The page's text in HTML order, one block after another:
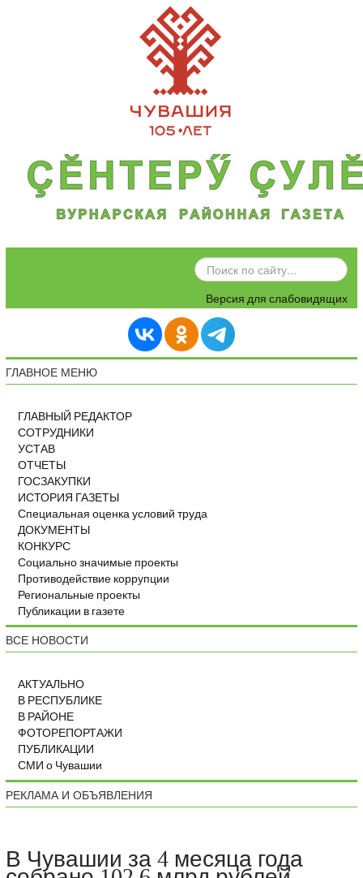
ИСКАТЬ...
Версия для слабовидящих
ГЛАВНОЕ МЕНЮ
ГЛАВНЫЙ РЕДАКТОР
СОТРУДНИКИ
УСТАВ
ОТЧЕТЫ
ГОСЗАКУПКИ
ИСТОРИЯ ГАЗЕТЫ
Специальная оценка условий труда
ДОКУМЕНТЫ
КОНКУРС
Социально значимые проекты
Противодействие коррупции
Региональные проекты
Публикации в газете
ВСЕ НОВОСТИ
АКТУАЛЬНО
В РЕСПУБЛИКЕ
В РАЙОНЕ
ФОТОРЕПОРТАЖИ
ПУБЛИКАЦИИ
СМИ о Чувашии
РЕКЛАМА И ОБЪЯВЛЕНИЯ
В Чувашии за 4 месяца года